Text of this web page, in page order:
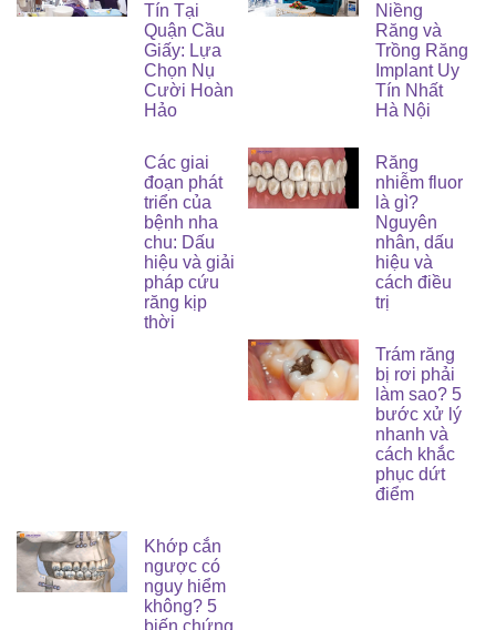
Tín Tại
Quận Cầu
Giấy: Lựa
Chọn Nụ
Cười Hoàn
Hảo
Niềng
Răng và
Trồng Răng
Implant Uy
Tín Nhất
Hà Nội
Các giai
đoạn phát
triển của
bệnh nha
chu: Dấu
hiệu và giải
pháp cứu
răng kịp
thời
Răng
nhiễm fluor
là gì?
Nguyên
nhân, dấu
hiệu và
cách điều
trị
Trám răng
bị rơi phải
làm sao? 5
bước xử lý
nhanh và
cách khắc
phục dứt
điểm
Khớp cắn
ngược có
nguy hiểm
không? 5
biến chứng